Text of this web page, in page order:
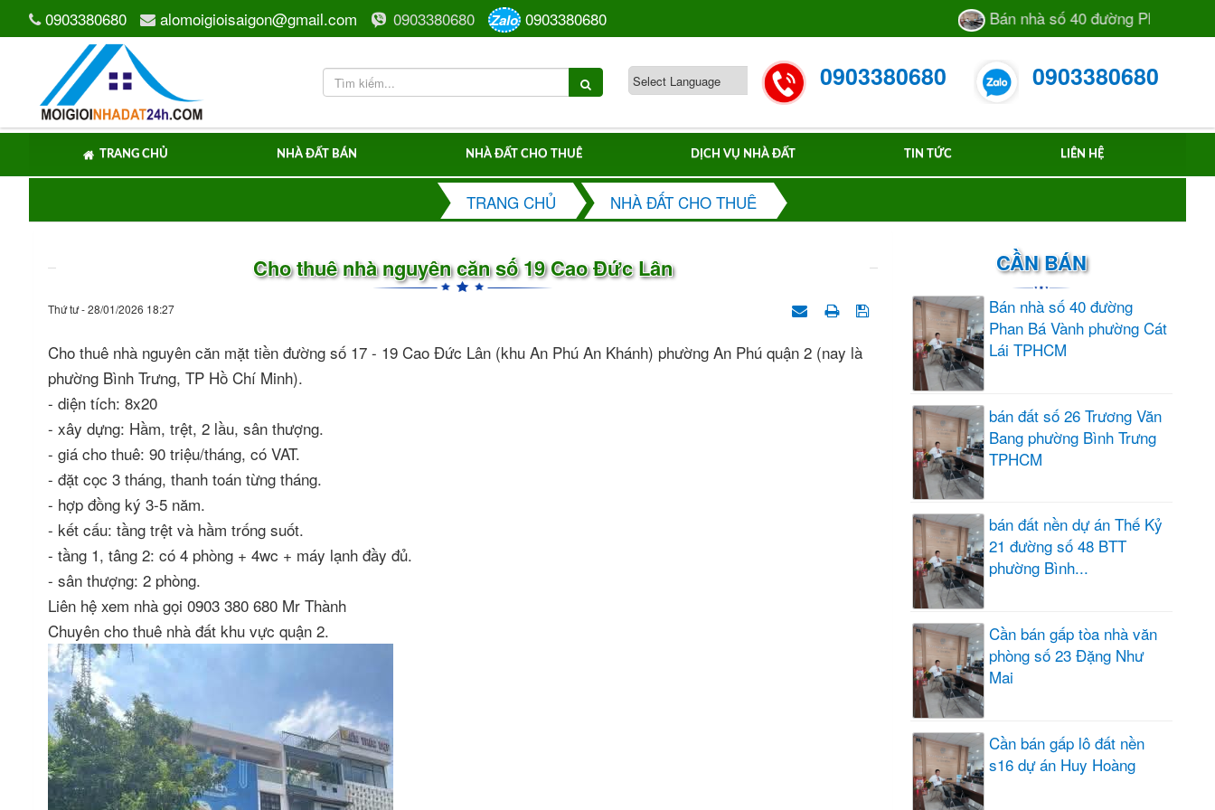
0903380680 alomoigioisaigon@gmail.com 0903380680 Zalo 0903380680 Bán nhà số 40 đường Phan Bá
0903380680 0903380680
TRANG CHỦ NHÀ ĐẤT BÁN NHÀ ĐẤT CHO THUÊ DỊCH VỤ NHÀ ĐẤT TIN TỨC LIÊN HỆ
TRANG CHỦ NHÀ ĐẤT CHO THUÊ
Cho thuê nhà nguyên căn số 19 Cao Đức Lân
Thứ tư - 28/01/2026 18:27
Cho thuê nhà nguyên căn mặt tiền đường số 17 - 19 Cao Đức Lân (khu An Phú An Khánh) phường An Phú quận 2 (nay là
phường Bình Trưng, TP Hồ Chí Minh).
- diện tích: 8x20
- xây dựng: Hầm, trệt, 2 lầu, sân thượng.
- giá cho thuê: 90 triệu/tháng, có VAT.
- đặt cọc 3 tháng, thanh toán từng tháng.
- hợp đồng ký 3-5 năm.
- kết cấu: tầng trệt và hầm trống suốt.
- tầng 1, tâng 2: có 4 phòng + 4wc + máy lạnh đầy đủ.
- sân thượng: 2 phòng.
Liên hệ xem nhà gọi 0903 380 680 Mr Thành
Chuyên cho thuê nhà đất khu vực quận 2.
CẦN BÁN
Bán nhà số 40 đường
Phan Bá Vành phường Cát
Lái TPHCM
bán đất số 26 Trương Văn
Bang phường Bình Trưng
TPHCM
bán đất nền dự án Thế Kỷ
21 đường số 48 BTT
phường Bình...
Cần bán gấp tòa nhà văn
phòng số 23 Đặng Như
Mai
Cần bán gấp lô đất nền
s16 dự án Huy Hoàng